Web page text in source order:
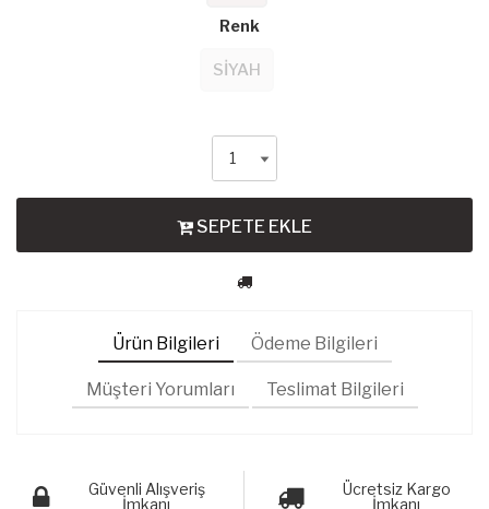
Renk
SİYAH
SEPETE EKLE
Ürün Bilgileri Ödeme Bilgileri
Müşteri Yorumları Teslimat Bilgileri
Güvenli Alışveriş
İmkanı
Ücretsiz Kargo
İmkanı